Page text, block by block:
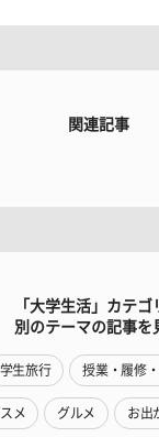
関連記事
「大学生活」カテゴ
別のテーマの記事を
学生旅行 授業・履修
メ グルメ お出